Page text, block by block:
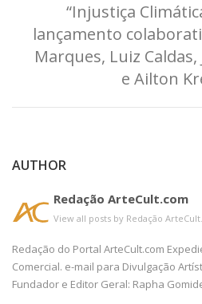
“Injustiça
lançamento
Marques, Luiz
e Ailton
AUTHOR
Redação ArteCult.com
View all posts by Redação
Redação do Portal ArteCult.com
Comercial. e-mail para Divulgação
Fundador e Editor Geral: Rapha